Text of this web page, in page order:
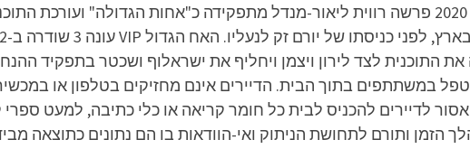
שכטר, אסי ישראלוף ולירון ויצמן. ב-23 במאי 2020 פרשה רווית ליאור-מנדל מתפקידה כ"אחות
גיא זו-ארץ ינחה את התוכנית לצד לירון ויצמן ויחליף את ישראלוף ושכטר
במשתתפים בתוך הבית. הדיירים אינם מחזיקים בטלפון או
אסור לדיירים להכניס לבית כל חומר קריאה או כלי כתיבה, למעט ספרי
ותורם לתחושת הניתוק ואי-הוודאות בו הם נתונים כתוצאה